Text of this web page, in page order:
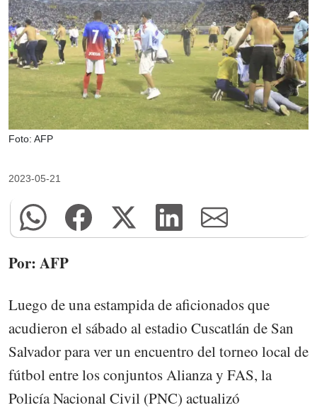
Foto: AFP
2023-05-21
Por: AFP
Luego de una estampida de aficionados que
acudieron el sábado al estadio Cuscatlán de San
Salvador para ver un encuentro del torneo local de
fútbol entre los conjuntos Alianza y FAS, la
Policía Nacional Civil (PNC) actualizó